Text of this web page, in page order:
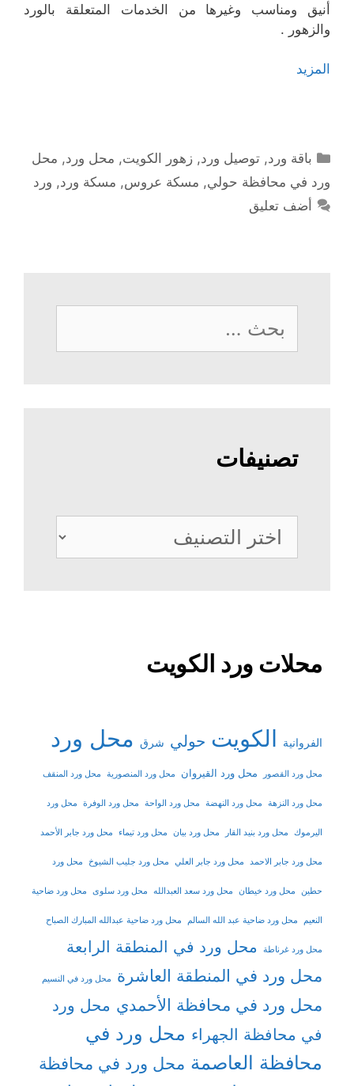
أنيق ومناسب وغيرها من الخدمات المتعلقة بالورد
والزهور .
المزيد
التصنيفات
باقة ورد,توصيل ورد,زهور الكويت, محل ورد, محل
ورد في محافظة حولي, مسكة عروس, مسكة ورد, ورد
أضف تعليق
البحث
عن:
تصنيفات
تصنيفات
محلات ورد الكويت
الفروانية الكويت حولي شرق محل ورد
محل ورد القصور محل ورد القيروان محل ورد المنصورية محل ورد المنقف
محل ورد النزهة محل ورد النهضة محل ورد الواحة محل ورد الوفرة محل ورد
اليرموك محل ورد بنيد القار محل ورد بيان محل ورد تيماء محل ورد جابر الأحمد
محل ورد جابر الاحمد محل ورد جابر العلي محل ورد جليب الشيوخ محل ورد
حطين محل ورد خيطان محل ورد سعد العبدالله محل ورد سلوى محل ورد ضاحية
النعيم محل ورد ضاحية عبد الله السالم محل ورد ضاحية عبدالله المبارك الصباح
محل ورد غرناطة
محل ورد في المنطقة الرابعة
محل ورد في المنطقة العاشرة
محل ورد في النسيم
محل ورد في محافظة الأحمدي محل ورد
في محافظة الجهراء محل ورد في
محافظة العاصمة محل ورد في محافظة